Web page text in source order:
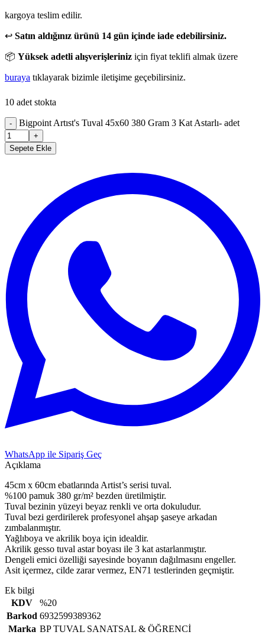
kargoya teslim edilir.
↩️ Satın aldığınız ürünü 14 gün içinde iade edebilirsiniz.
📦 Yüksek adetli alışverişleriniz için fiyat teklifi almak üzere
buraya tıklayarak bizimle iletişime geçebilirsiniz.
10 adet stokta
- Bigpoint Artıst's Tuval 45x60 380 Gram 3 Kat Astarlı- adet
+
Sepete Ekle
WhatsApp ile Sipariş Geç
Açıklama
45cm x 60cm ebatlarında Artist’s serisi tuval.
%100 pamuk 380 gr/m² bezden üretilmiştir.
Tuval bezinin yüzeyi beyaz renkli ve orta dokuludur.
Tuval bezi gerdirilerek profesyonel ahşap şaseye arkadan
zımbalanmıştır.
Yağlıboya ve akrilik boya için idealdir.
Akrilik gesso tuval astar boyası ile 3 kat astarlanmıştır.
Dengeli emici özelliği sayesinde boyanın dağılmasını engeller.
Asit içermez, cilde zarar vermez, EN71 testlerinden geçmiştir.
Ek bilgi
KDV
%20
Barkod 6932599389362
Marka BP TUVAL SANATSAL & ÖĞRENCİ